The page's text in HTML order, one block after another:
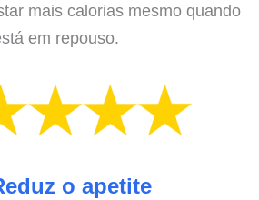
mais calorias mesmo quando
em repouso.
o apetite